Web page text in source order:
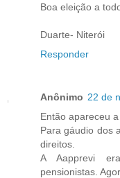
Boa eleição a
Duarte- Niterói
Responder
Anônimo 22 de
Então apareceu a
Para gáudio dos
direitos.
A Aapprevi
pensionistas.